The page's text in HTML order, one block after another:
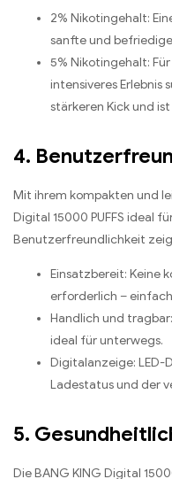
2% Nikotingehalt:
sanfte und
5% Nikotingehalt:
intensiveres Erlebnis
stärkeren Kick und
4.
Mit ihrem kompakten und
Digital 15000 PUFFS ideal
Benutzerfreundlichkeit
Einsatzbereit: Keine
erforderlich –
Handlich und
ideal für unterwegs.
Digitalanzeige: LED-
Ladestatus und der
5.
Die BANG KING Digital